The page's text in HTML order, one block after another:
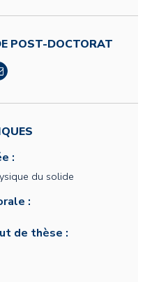
POST-DOCTORAT
:
du solide
:
de thèse :